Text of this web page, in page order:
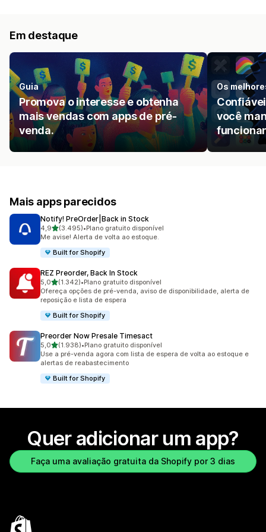
Em destaque
Guia
Promova o interesse e obtenha
mais vendas com apps de pré-
venda.
Os
você
Mais apps parecidos
Notify! PreOrder|Back in Stock
4,9de 5 estrelas
(3.495)
3495 avaliações ao todo
•Plano gratuito disponível
Me avise! Alerta de volta ao estoque.
Built for Shopify
REZ Preorder, Back In Stock
5,0de 5 estrelas
(1.342)
1342 avaliações ao todo
•Plano gratuito disponível
Ofereça opções de pré-venda, aviso de disponibilidade, alerta de
reposição e lista de espera
Built for Shopify
Preorder Now Presale Timesact
5,0de 5 estrelas
(1.938)
1938 avaliações ao todo
•Plano gratuito disponível
Use a pré-venda agora com lista de espera de volta ao estoque e
alertas de reabastecimento
Built for Shopify
Quer adicionar um app?
Faça uma avaliação gratuita da Shopify por 3 dias